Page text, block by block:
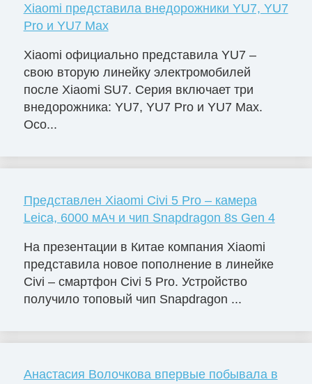
Xiaomi представила внедорожники YU7, YU7
Pro и YU7 Max
Xiaomi официально представила YU7 –
свою вторую линейку электромобилей
после Xiaomi SU7. Серия включает три
внедорожника: YU7, YU7 Pro и YU7 Max.
Осо...
Представлен Xiaomi Civi 5 Pro – камера
Leica, 6000 мАч и чип Snapdragon 8s Gen 4
На презентации в Китае компания Xiaomi
представила новое пополнение в линейке
Civi – смартфон Civi 5 Pro. Устройство
получило топовый чип Snapdragon ...
Анастасия Волочкова впервые побывала в